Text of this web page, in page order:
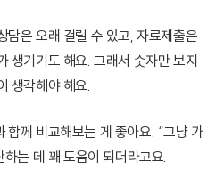
담은 오래 걸릴 수 있고, 자료제출은
생기기도 해요. 그래서 숫자만 보지
생각해야 해요.
함께 비교해보는 게 좋아요. “그냥 가
는 데 꽤 도움이 되더라고요.